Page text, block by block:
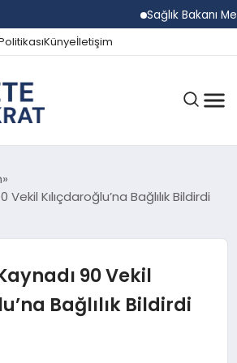
Sağlık Bakanı
Künyeİletişim
Vekil Kılıçdaroğlu’na Bağlılık Bildirdi
90 Vekil
Bağlılık Bildirdi